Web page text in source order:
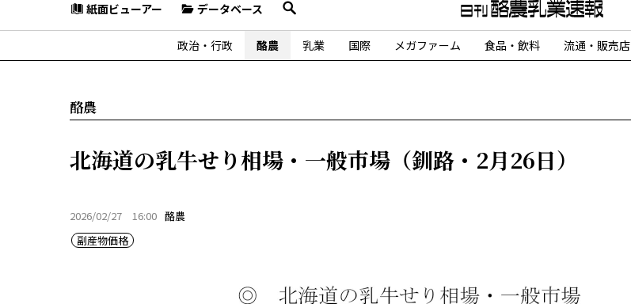
紙面ビューアー データベース
政治・行政 酪農 乳業 国際 メガファーム 食品・飲料 流通・販売店
酪農
北海道の乳牛せり相場・一般市場（釧路・2月26日）
2026/02/27 16:00 酪農
副産物価格